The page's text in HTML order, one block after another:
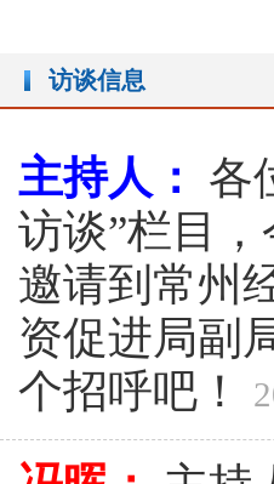
访谈信息